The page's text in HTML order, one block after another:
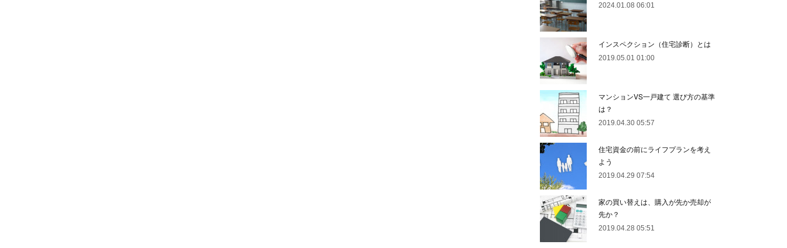
2024.01.08 06:01
インスペクション（住宅診断）とは
2019.05.01 01:00
マンションVS一戸建て 選び方の基準
は？
2019.04.30 05:57
住宅資金の前にライフプランを考え
よう
2019.04.29 07:54
家の買い替えは、購入が先か売却が
先か？
2019.04.28 05:51